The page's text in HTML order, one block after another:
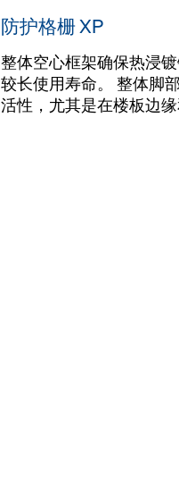
防护格栅 XP
整体空心框架确保热浸
较长使用寿命。 整体脚
活性，尤其是在楼板边缘